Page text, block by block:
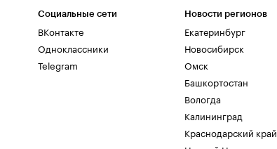
Социальные сети
ВКонтакте
Одноклассники
Telegram
Новости регионов
Екатеринбург
Новосибирск
Омск
Башкортостан
Вологда
Калининград
Краснодарский край